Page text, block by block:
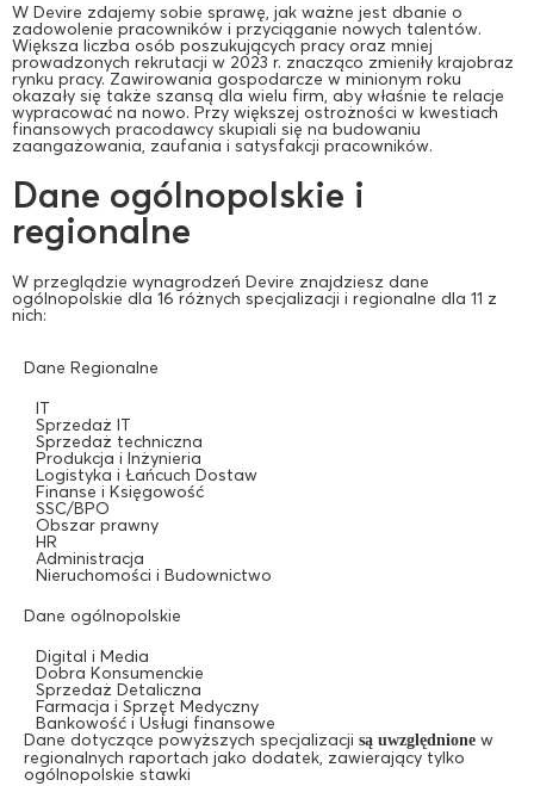
W Devire zdajemy sobie sprawę, jak ważne jest dbanie o
zadowolenie pracowników i przyciąganie nowych talentów.
Większa liczba osób poszukujących pracy oraz mniej
prowadzonych rekrutacji w 2023 r. znacząco zmieniły krajobraz
rynku pracy. Zawirowania gospodarcze w minionym roku
okazały się także szansą dla wielu firm, aby właśnie te relacje
wypracować na nowo. Przy większej ostrożności w kwestiach
finansowych pracodawcy skupiali się na budowaniu
zaangażowania, zaufania i satysfakcji pracowników.
Dane ogólnopolskie i
regionalne
W przeglądzie wynagrodzeń Devire znajdziesz dane
ogólnopolskie dla 16 różnych specjalizacji i regionalne dla 11 z
nich:
Dane Regionalne
IT
Sprzedaż IT
Sprzedaż techniczna
Produkcja i Inżynieria
Logistyka i Łańcuch Dostaw
Finanse i Księgowość
SSC/BPO
Obszar prawny
HR
Administracja
Nieruchomości i Budownictwo
Dane ogólnopolskie
Digital i Media
Dobra Konsumenckie
Sprzedaż Detaliczna
Farmacja i Sprzęt Medyczny
Bankowość i Usługi finansowe
Dane dotyczące powyższych specjalizacji są uwzględnione w
regionalnych raportach jako dodatek, zawierający tylko
ogólnopolskie stawki